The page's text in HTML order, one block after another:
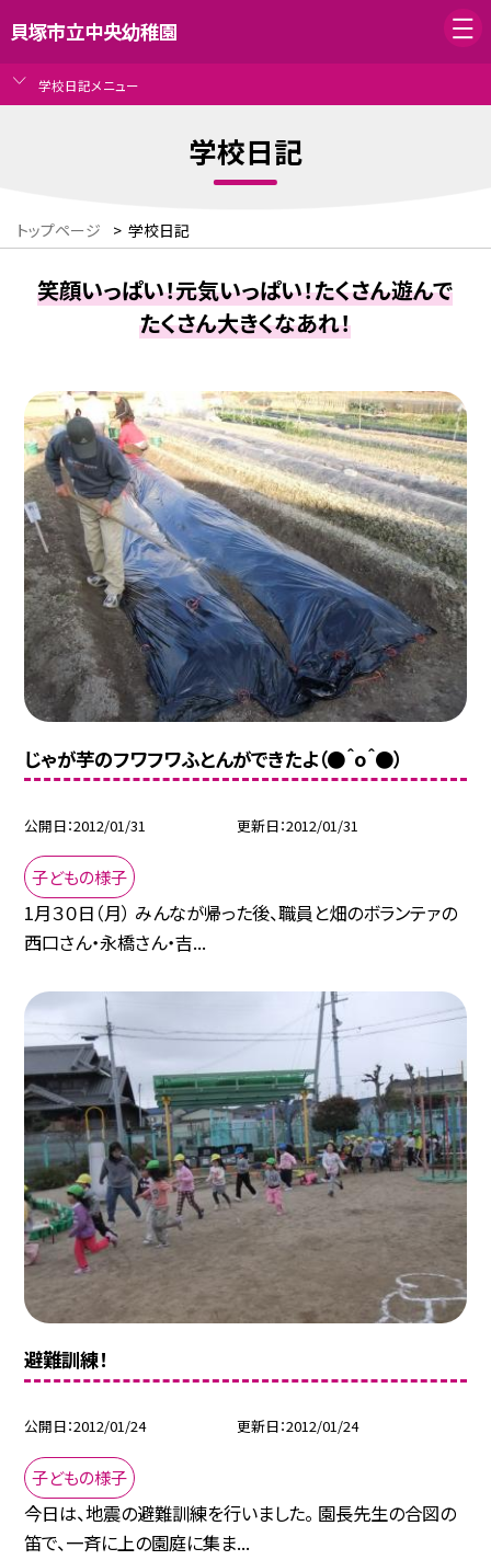
貝塚市立中央幼稚園
学校日記メニュー
学校日記
トップページ > 学校日記
笑顔いっぱい！元気いっぱい！たくさん遊んで
たくさん大きくなあれ！
じゃが芋のフワフワふとんができたよ（●＾o＾●）
公開日 2012/01/31 更新日 2012/01/31
子どもの様子
1月３０日（月） みんなが帰った後、職員と畑のボランテァの
西口さん・永橋さん・吉...
避難訓練！
公開日 2012/01/24 更新日 2012/01/24
子どもの様子
今日は、地震の避難訓練を行いました。 園長先生の合図の
笛で、一斉に上の園庭に集ま...